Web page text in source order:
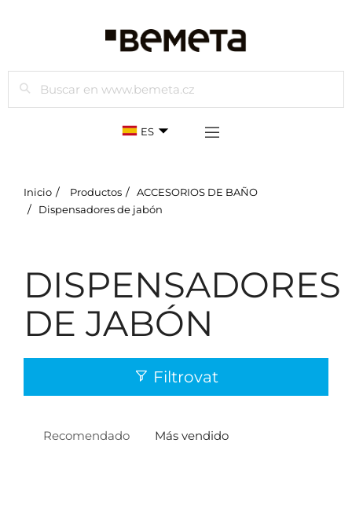
Buscar
ES
Inicio Productos
ACCESORIOS DE BAÑO
Dispensadores de jabón
DISPENSADORES
DE JABÓN
Filtrovat
Recomendado Más vendido